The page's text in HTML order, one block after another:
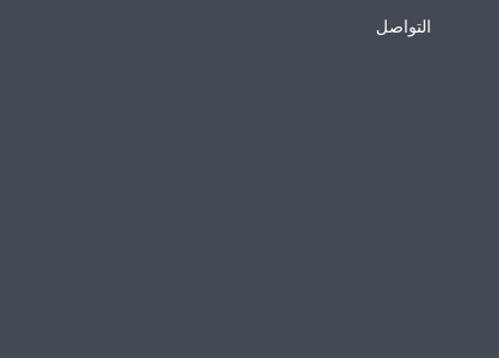
التواصل